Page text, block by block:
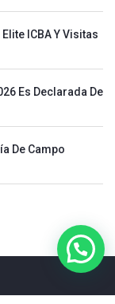
ICBA Y Visitas
Es Declarada De
De Campo